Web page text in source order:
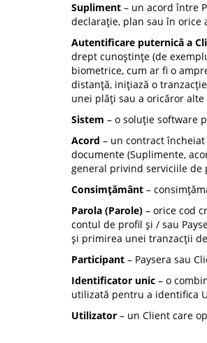
Supliment – un acord între
declarație, plan sau în
Autentificare puternică a
drept cunoștințe (de
biometrice, cum ar fi o
distanță, inițiază o
unei plăți sau a oricăror
Sistem – o soluție software
Acord – un contract
documente (Suplimente,
general privind serviciile
Consimţământ –
Parola (Parole) – orice cod
contul de profil și / sau
și primirea unei tranzacții
Participant – Paysera sau
Identificator unic – o
utilizată pentru a identifica
Utilizator – un Client care